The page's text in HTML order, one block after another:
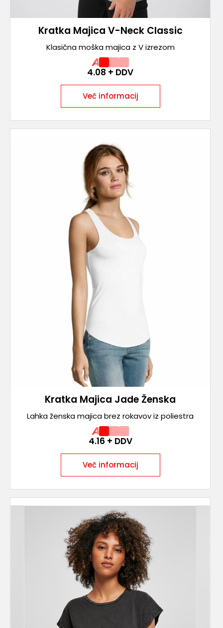
Kratka Majica V-Neck Classic
Klasična moška majica z V izrezom
A
4.08 + DDV
Več informacij
Kratka Majica Jade Ženska
Lahka ženska majica brez rokavov iz poliestra
A
4.16 + DDV
Več informacij